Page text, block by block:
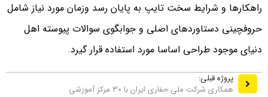
راهکارها و شرایط سخت تایپ به پایان رسد وزمان مورد نیاز شامل
حروفچینی دستاوردهای اصلی و جوابگوی سوالات پیوسته اهل
دنیای موجود طراحی اساسا مورد استفاده قرار گیرد.
پروژه قبلی:
همکاری شرکت ملی حفاری ایران با ۳۰ مرکز آموزشی